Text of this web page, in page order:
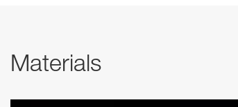
Materials